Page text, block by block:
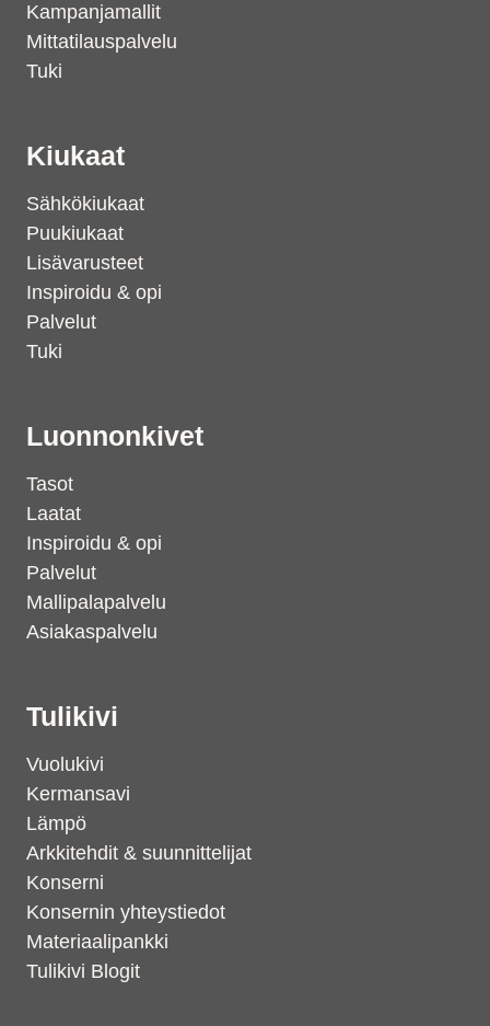
Kampanjamallit
Mittatilauspalvelu
Tuki
Kiukaat
Sähkökiukaat
Puukiukaat
Lisävarusteet
Inspiroidu & opi
Palvelut
Tuki
Luonnonkivet
Tasot
Laatat
Inspiroidu & opi
Palvelut
Mallipalapalvelu
Asiakaspalvelu
Tulikivi
Vuolukivi
Kermansavi
Lämpö
Arkkitehdit & suunnittelijat
Konserni
Konsernin yhteystiedot
Materiaalipankki
Tulikivi Blogit